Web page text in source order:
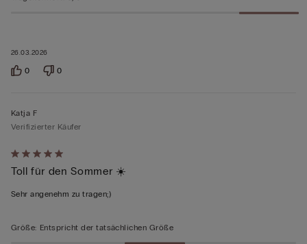
26.03.2026
0 0
Mit
5
von
bewertet
Katja F
Verifizierter Käufer
Toll für den Sommer ☀️
Sehr angenehm zu tragen;)
Größe: Entspricht der tatsächlichen Größe